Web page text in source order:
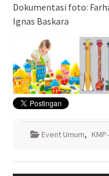
Dokumentasi foto:
Ignas Baskara
Event Umum,